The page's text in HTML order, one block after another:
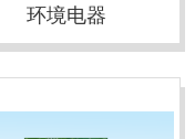
环境电器